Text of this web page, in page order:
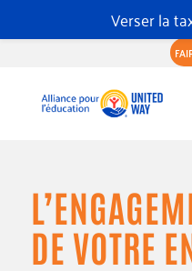
DE VOTRE
Verser la